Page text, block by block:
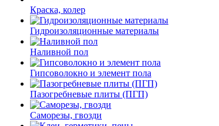
Краска, колер
Гидроизоляционные материалы
Наливной пол
Гипсоволокно и элемент пола
Пазогребневые плиты (ПГП)
Саморезы, гвозди